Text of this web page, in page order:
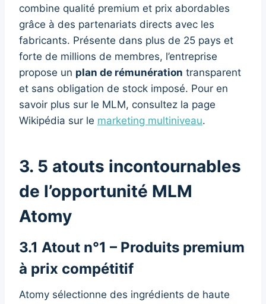
combine qualité premium et prix abordables
grâce à des partenariats directs avec les
fabricants. Présente dans plus de 25 pays et
forte de millions de membres, l’entreprise
propose un plan de rémunération transparent
et sans obligation de stock imposé. Pour en
savoir plus sur le MLM, consultez la page
Wikipédia sur le marketing multiniveau.
3. 5 atouts incontournables
de l’opportunité MLM
Atomy
3.1 Atout n°1 – Produits premium
à prix compétitif
Atomy sélectionne des ingrédients de haute